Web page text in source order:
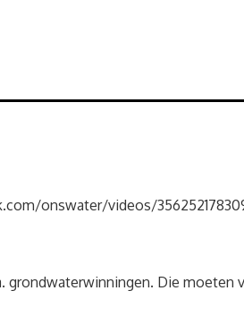
onswater/videos/
grondwaterwinningen. Die moeten